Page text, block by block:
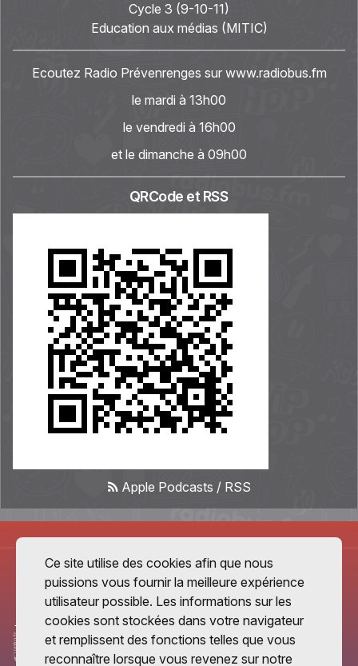
Cycle 3 (9-10-11)
Education aux médias (MITIC)
Ecoutez Radio Prévenrenges sur www.radiobus.fm
le mardi à 13h00
le vendredi à 16h00
et le dimanche à 09h00
QRCode et RSS
Apple Podcasts / RSS
Ce site utilise des cookies afin que nous
puissions vous fournir la meilleure expérience
utilisateur possible. Les informations sur les
cookies sont stockées dans votre navigateur
et remplissent des fonctions telles que vous
reconnaître lorsque vous revenez sur notre